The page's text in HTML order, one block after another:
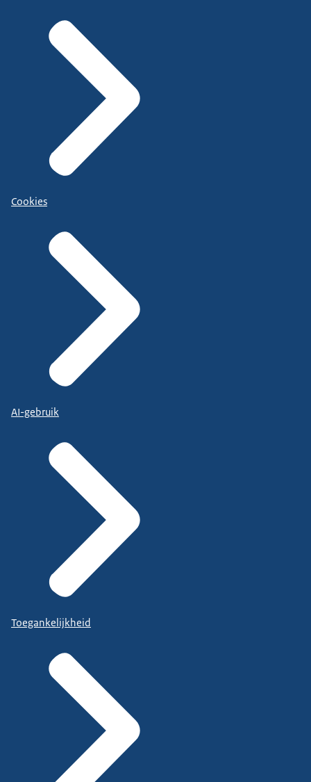
Cookies
AI-gebruik
Toegankelijkheid